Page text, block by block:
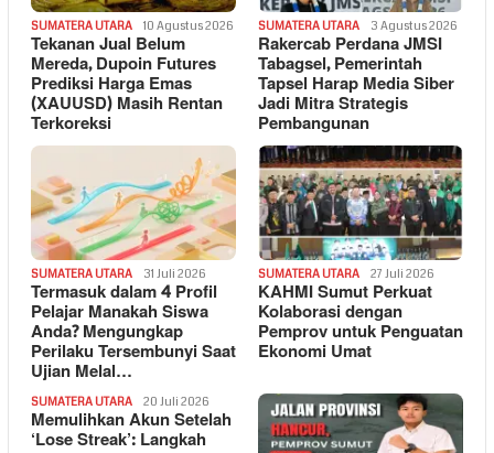
SUMATERA UTARA 10 Agustus 2026
Tekanan Jual Belum
Mereda, Dupoin Futures
Prediksi Harga Emas
(XAUUSD) Masih Rentan
Terkoreksi
SUMATERA UTARA 3 Agustus 2026
Rakercab Perdana JMSI
Tabagsel, Pemerintah
Tapsel Harap Media Siber
Jadi Mitra Strategis
Pembangunan
SUMATERA UTARA 31 Juli 2026
Termasuk dalam 4 Profil
Pelajar Manakah Siswa
Anda? Mengungkap
Perilaku Tersembunyi Saat
Ujian Melal…
SUMATERA UTARA 27 Juli 2026
KAHMI Sumut Perkuat
Kolaborasi dengan
Pemprov untuk Penguatan
Ekonomi Umat
SUMATERA UTARA 20 Juli 2026
Memulihkan Akun Setelah
‘Lose Streak’: Langkah